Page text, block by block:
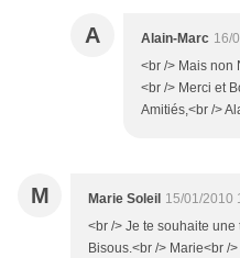
A Alain-Marc 16/
<br /> Mais non
<br /> Merci et
Amitiés,<br />
M Marie Soleil 15/01/2010
<br /> Je te souhaite
Bisous.<br /> Marie<br /